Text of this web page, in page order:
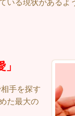
いる現状があるよ
手を探す
た最大の